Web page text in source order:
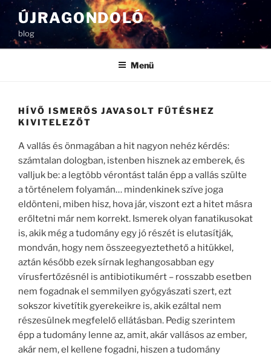
Tartalomhoz
ÚJRAGONDOLÓ
blog
Menü
HÍVŐ ISMERŐS JAVASOLT FŰTÉSHEZ
KIVITELEZŐT
A vallás és önmagában a hit nagyon nehéz kérdés:
számtalan dologban, istenben hisznek az emberek, és
valljuk be: a legtöbb vérontást talán épp a vallás szülte
a történelem folyamán… mindenkinek szíve joga
eldönteni, miben hisz, hova jár, viszont ezt a hitet másra
erőltetni már nem korrekt. Ismerek olyan fanatikusokat
is, akik még a tudomány egy jó részét is elutasítják,
mondván, hogy nem összeegyeztethető a hitükkel,
aztán később ezek sírnak leghangosabban egy
vírusfertőzésnél is antibiotikumért – rosszabb esetben
nem fogadnak el semmilyen gyógyászati szert, ezt
sokszor kivetítik gyerekeikre is, akik ezáltal nem
részesülnek megfelelő ellátásban. Pedig szerintem
épp a tudomány lenne az, amit, akár vallásos az ember,
akár nem, el kellene fogadni, hiszen a tudomány